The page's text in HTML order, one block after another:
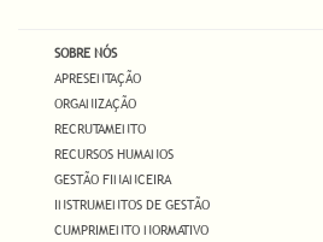
SOBRE NÓS
APRESENTAÇÃO
ORGANIZAÇÃO
RECRUTAMENTO
RECURSOS HUMANOS
GESTÃO FINANCEIRA
INSTRUMENTOS DE GESTÃO
CUMPRIMENTO NORMATIVO